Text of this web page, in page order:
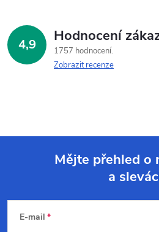
4,9 Hodnocení
1757 hodnocení
Zobrazit recenze
Mějte přehled o
a
E-mail